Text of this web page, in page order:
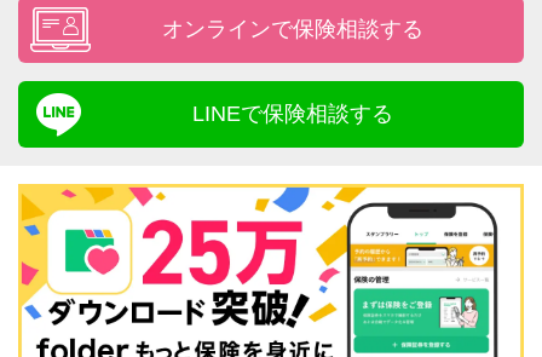
オンラインで保険相談する
LINEで保険相談する